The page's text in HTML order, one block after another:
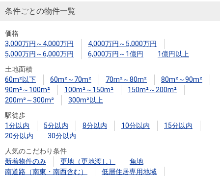
暮らしの
税金の本
（電子ブ
ック）
ド
税金の本
条件ごとの物件一覧
価格
3,000万円～4,000万円
4,000万円～5,000万円
5,000万円～6,000万円
6,000万円～1億円
1億円以上
土地面積
60m²以下
60m²～70m² 70m²～80m²
80m²～90m²
90m²～100m²
100m²～150m²
150m²～200m²
200m²～300m²
300m²以上
駅徒歩
1分以内
5分以内 8分以内 10分以内
15分以内
20分以内
30分以内
人気のこだわり条件
新着物件のみ
更地（更地渡し）
角地
南道路（南東・南西含む）
低層住居専用地域